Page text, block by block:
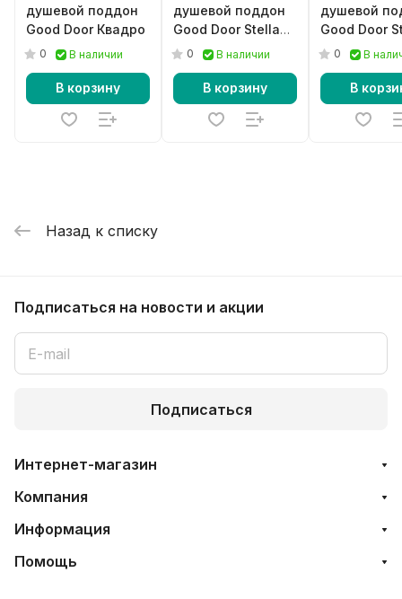
душевой поддон
Good Door Квадро
0 В наличии
В корзину
душевой поддон
Good Door Stella
черный
0 В наличии
В корзину
душевой
Good Door
серый
0 В
В
Назад к списку
Подписаться на новости и акции
Подписаться
Интернет-магазин
Компания
Информация
Помощь